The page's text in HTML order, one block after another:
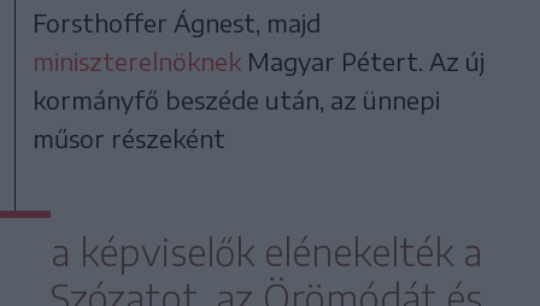
Forsthoffer Ágnest, majd
miniszterelnöknek Magyar Pétert. Az új
kormányfő beszéde után, az ünnepi
műsor részeként
a képviselők elénekelték a